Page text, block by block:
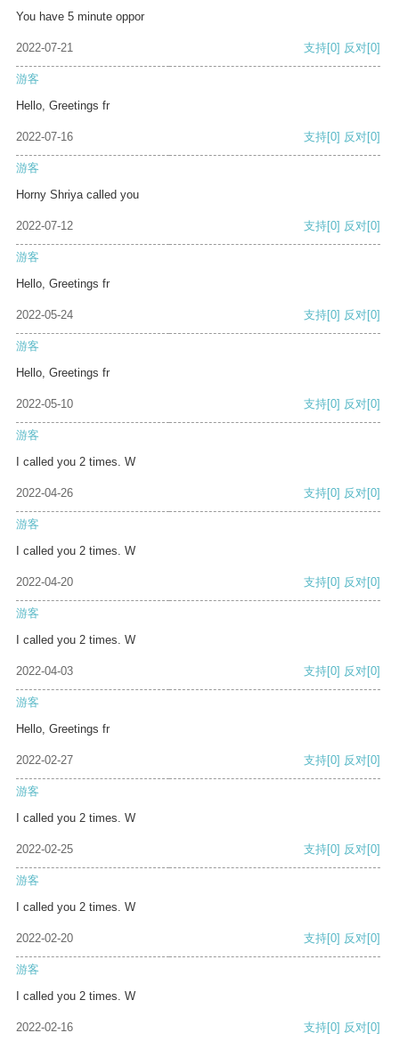
You have 5 minute oppor
2022-07-21 支持[0] 反对[0]
游客
Hello, Greetings fr
2022-07-16 支持[0] 反对[0]
游客
Horny Shriya called you
2022-07-12 支持[0] 反对[0]
游客
Hello, Greetings fr
2022-05-24 支持[0] 反对[0]
游客
Hello, Greetings fr
2022-05-10 支持[0] 反对[0]
游客
I called you 2 times. W
2022-04-26 支持[0] 反对[0]
游客
I called you 2 times. W
2022-04-20 支持[0] 反对[0]
游客
I called you 2 times. W
2022-04-03 支持[0] 反对[0]
游客
Hello, Greetings fr
2022-02-27 支持[0] 反对[0]
游客
I called you 2 times. W
2022-02-25 支持[0] 反对[0]
游客
I called you 2 times. W
2022-02-20 支持[0] 反对[0]
游客
I called you 2 times. W
2022-02-16 支持[0] 反对[0]